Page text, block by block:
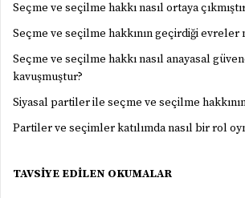
Seçme ve seçilme hakkı nasıl ortaya
Seçme ve seçilme hakkının geçirdiği evreler
Seçme ve seçilme hakkı nasıl anayasal
kavuşmuştur?
Siyasal partiler ile seçme ve seçilme
Partiler ve seçimler katılımda nasıl bir rol
TAVSİYE EDİLEN OKUMALAR